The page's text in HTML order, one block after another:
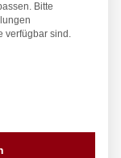
Bitte
verfügbar sind.
die eine